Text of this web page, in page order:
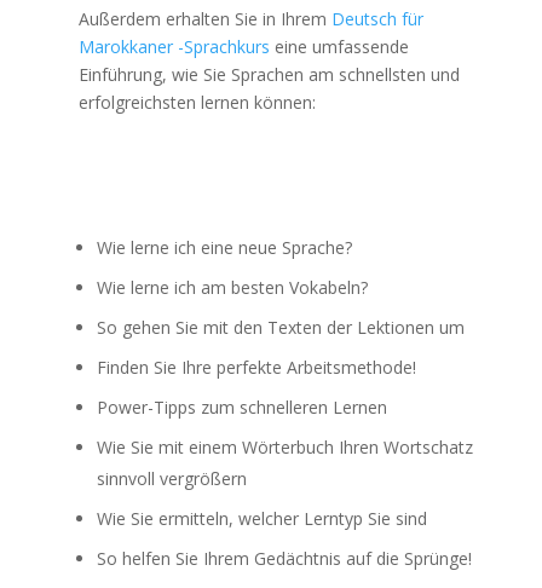
Außerdem erhalten Sie in Ihrem Deutsch für
Marokkaner -Sprachkurs eine umfassende
Einführung, wie Sie Sprachen am schnellsten und
erfolgreichsten lernen können:
Wie lerne ich eine neue Sprache?
Wie lerne ich am besten Vokabeln?
So gehen Sie mit den Texten der Lektionen um
Finden Sie Ihre perfekte Arbeitsmethode!
Power-Tipps zum schnelleren Lernen
Wie Sie mit einem Wörterbuch Ihren Wortschatz
sinnvoll vergrößern
Wie Sie ermitteln, welcher Lerntyp Sie sind
So helfen Sie Ihrem Gedächtnis auf die Sprünge!